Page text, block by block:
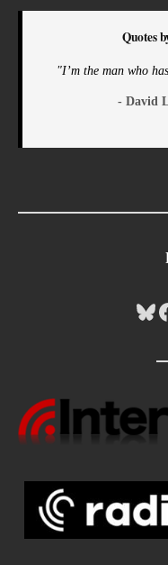
Quotes
"I’m the man who
- David